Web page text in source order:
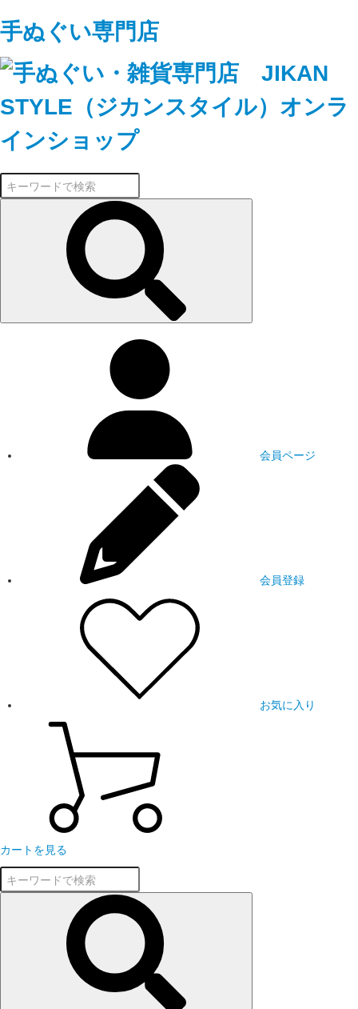
手ぬぐい専門店
会員ページ
会員登録
お気に入り
カートを見る